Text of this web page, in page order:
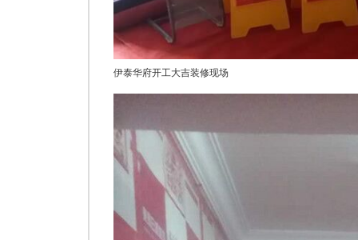
伊泰华府开工大吉装修现场